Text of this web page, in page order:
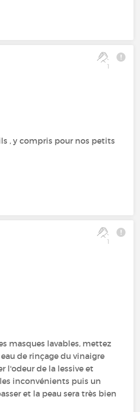
1
, y compris pour nos petits
1
masques lavables, mettez
de rinçage du vinaigre
l'odeur de la lessive et
inconvénients puis un
et la peau sera très bien